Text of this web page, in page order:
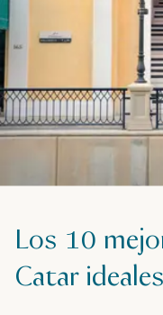
Los 10
Catar